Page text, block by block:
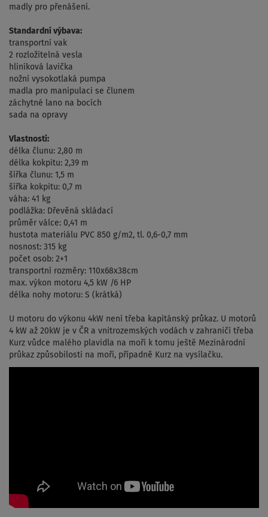
madly pro přenášení.
Standardní výbava:
transportní vak
2 rozložitelná vesla
hliníková lavička
nožní vysokotlaká pumpa
madla pro manipulaci se člunem
záchytné lano na bocích
sada na opravy
Vlastnosti:
délka člunu: 2,80 m
délka kokpitu: 2,39 m
šířka člunu: 1,5 m
šířka kokpitu: 0,7 m
váha: 41 kg
podlážka: Dřevěná skládací
průměr válce: 0,41 m
hustota materiálu PVC 850 g/m2, tl. 0,6-0,7 mm
nosnost: 315 kg
počet osob: 2+1
transportní rozměry: 110x68x38cm
max. výkon motoru 4,5 kW /6 HP
délka nohy motoru: S (krátká)
U motoru do výkonu 4kW není třeba kapitánský průkaz. U motorů
4 kW až 20kW je v ČR a vnitrozemských vodách v zahraničí třeba
Kurz vůdce malého plavidla na moři k tomu ještě Mezinárodní
průkaz způsobilosti na moři, případně Kurz na vysílačku.